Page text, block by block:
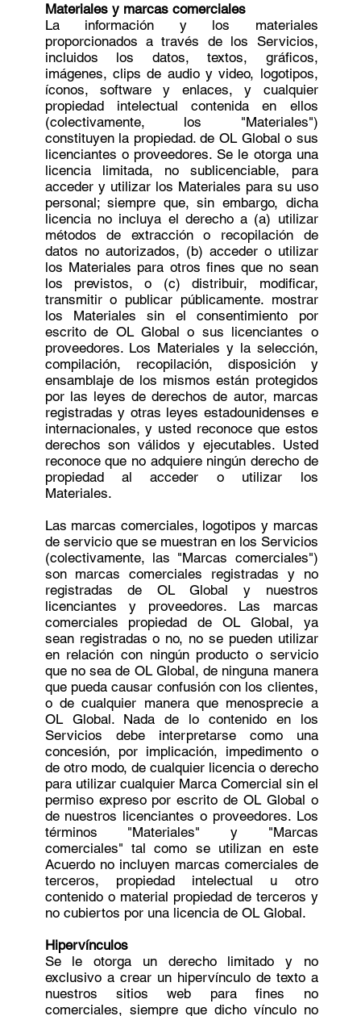
Materiales y marcas comerciales
La información y los materiales
proporcionados a través de los Servicios,
incluidos los datos, textos, gráficos,
imágenes, clips de audio y video, logotipos,
íconos, software y enlaces, y cualquier
propiedad intelectual contenida en ellos
(colectivamente, los "Materiales")
constituyen la propiedad. de OL Global o sus
licenciantes o proveedores. Se le otorga una
licencia limitada, no sublicenciable, para
acceder y utilizar los Materiales para su uso
personal; siempre que, sin embargo, dicha
licencia no incluya el derecho a (a) utilizar
métodos de extracción o recopilación de
datos no autorizados, (b) acceder o utilizar
los Materiales para otros fines que no sean
los previstos, o (c) distribuir, modificar,
transmitir o publicar públicamente. mostrar
los Materiales sin el consentimiento por
escrito de OL Global o sus licenciantes o
proveedores. Los Materiales y la selección,
compilación, recopilación, disposición y
ensamblaje de los mismos están protegidos
por las leyes de derechos de autor, marcas
registradas y otras leyes estadounidenses e
internacionales, y usted reconoce que estos
derechos son válidos y ejecutables. Usted
reconoce que no adquiere ningún derecho de
propiedad al acceder o utilizar los
Materiales.
Las marcas comerciales, logotipos y marcas
de servicio que se muestran en los Servicios
(colectivamente, las "Marcas comerciales")
son marcas comerciales registradas y no
registradas de OL Global y nuestros
licenciantes y proveedores. Las marcas
comerciales propiedad de OL Global, ya
sean registradas o no, no se pueden utilizar
en relación con ningún producto o servicio
que no sea de OL Global, de ninguna manera
que pueda causar confusión con los clientes,
o de cualquier manera que menosprecie a
OL Global. Nada de lo contenido en los
Servicios debe interpretarse como una
concesión, por implicación, impedimento o
de otro modo, de cualquier licencia o derecho
para utilizar cualquier Marca Comercial sin el
permiso expreso por escrito de OL Global o
de nuestros licenciantes o proveedores. Los
términos "Materiales" y "Marcas
comerciales" tal como se utilizan en este
Acuerdo no incluyen marcas comerciales de
terceros, propiedad intelectual u otro
contenido o material propiedad de terceros y
no cubiertos por una licencia de OL Global.
Hipervínculos
Se le otorga un derecho limitado y no
exclusivo a crear un hipervínculo de texto a
nuestros sitios web para fines no
comerciales, siempre que dicho vínculo no